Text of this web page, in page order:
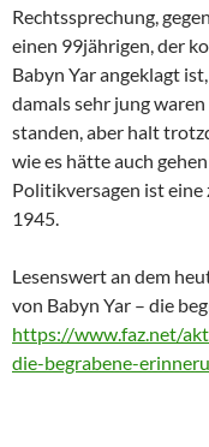
Rechtssprechung,
einen 99jährigen, der
Babyn Yar angeklagt
damals sehr jung
standen, aber halt
wie es hätte auch
Politikversagen ist eine
1945.
Lesenswert an dem
von Babyn Yar – die
https://www.faz.net/
die-begrabene-